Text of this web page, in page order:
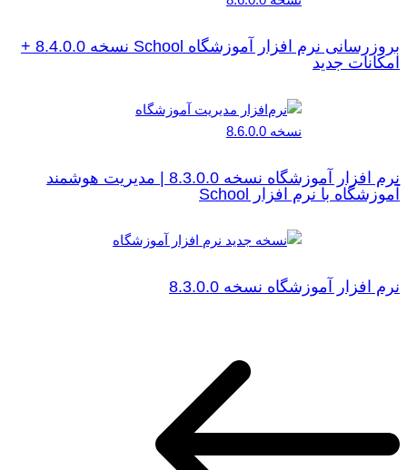
بروزرسانی نرم افزار آموزشگاه School نسخه 8.4.0.0 +
امکانات جدید
نرم افزار آموزشگاه نسخه 8.3.0.0 | مدیریت هوشمند
آموزشگاه با نرم افزار School
نرم افزار آموزشگاه نسخه 8.3.0.0